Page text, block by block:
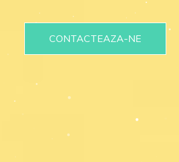
CONTACTEAZA-NE